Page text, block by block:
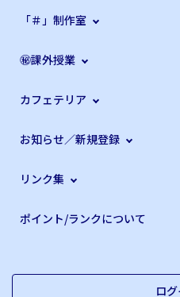
「＃」制作室
㊙課外授業
カフェテリア
お知らせ／新規登録
リンク集
ポイント/ランクについて
ロ